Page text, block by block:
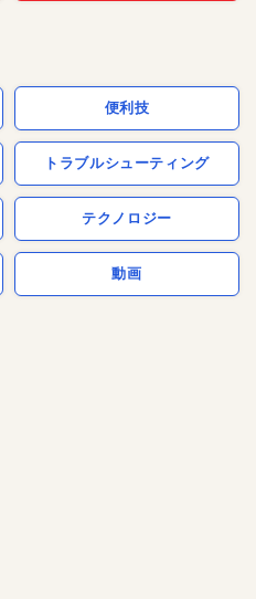
便利技
トラブルシューティング
テクノロジー
動画